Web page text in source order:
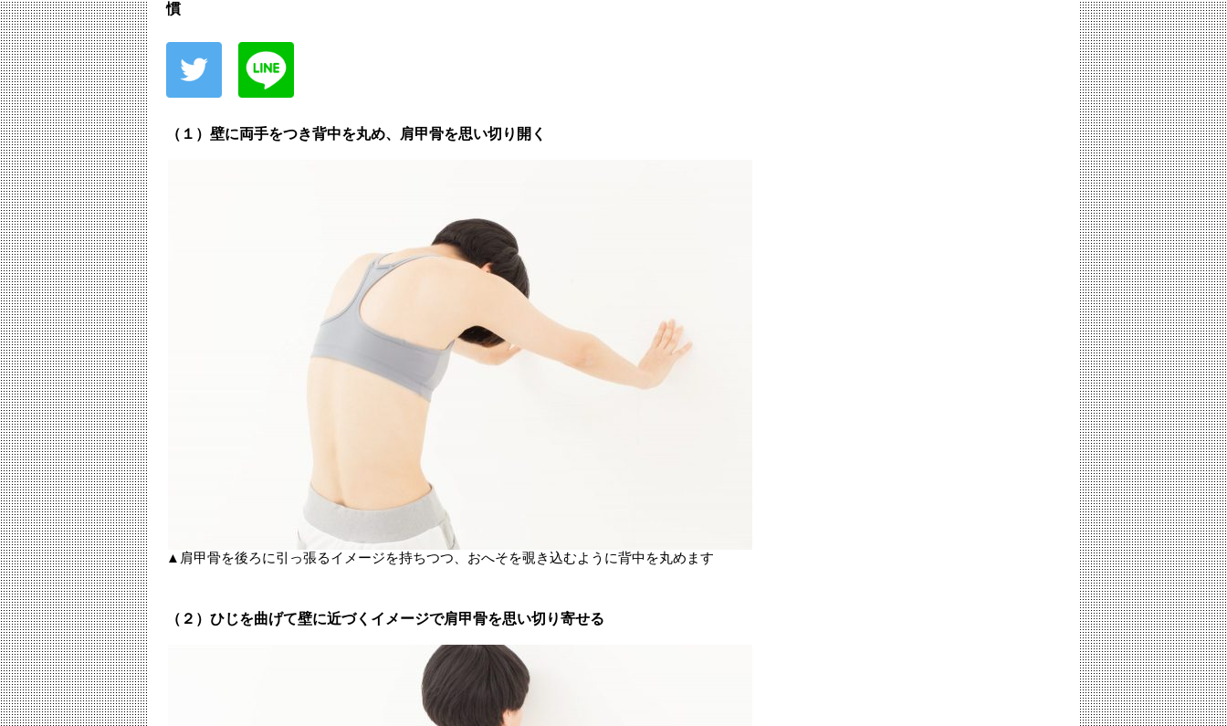
慣
（１）壁に両手をつき背中を丸め、肩甲骨を思い切り開く
▲肩甲骨を後ろに引っ張るイメージを持ちつつ、おへそを覗き込むように背中を丸めます
（２）ひじを曲げて壁に近づくイメージで肩甲骨を思い切り寄せる